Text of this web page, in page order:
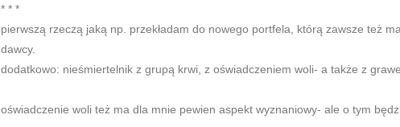
* * *
pierwszą rzeczą jaką np. przekładam do nowego portfela, którą zawsze też
dawcy.
dodatkowo: nieśmiertelnik z grupą krwi, z oświadczeniem woli- a także z
oświadczenie woli też ma dla mnie pewien aspekt wyznaniowy- ale o tym